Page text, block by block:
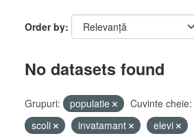
Order by
No datasets found
Grupuri: populatie Cuvinte cheie:
scoli
invatamant elevi